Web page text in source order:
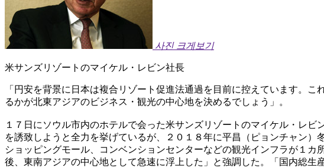
사진 크게보기
米サンズリゾートのマイケル・レビン社長
「円安を背景に日本は複合リゾート促進法通過を目前に控えています。
るかが北東アジアのビジネス・観光の中心地を決めるでしょう」。
１７日にソウル市内のホテルで会った米サンズリゾートのマイケル・レ
を誘致しようと全力を挙げているが、２０１８年に平昌（ピョンチャン
ショッピングモール、コンベンションセンターなどの観光インフラが１
後、東南アジアの中心地として急速に浮上した」と強調した。「国内総